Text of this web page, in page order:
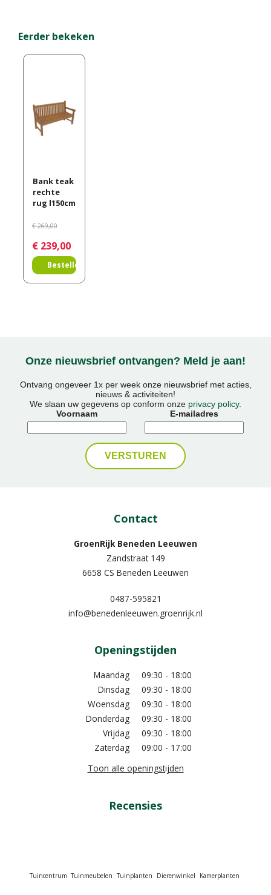
Eerder bekeken
Bank teak
rechte
rug l150cm
€ 269,00
€ 239,00
Bestellen
Onze nieuwsbrief ontvangen? Meld je aan!
Ontvang ongeveer 1x per week onze nieuwsbrief met acties,
nieuws & activiteiten!
We slaan uw gegevens op conform onze privacy policy.
Voornaam
E-mailadres
Contact
GroenRijk Beneden Leeuwen​
Zandstraat 149
6658 CS Beneden Leeuwen
0487-595821
info@benedenleeuwen.groenrijk.nl
Openingstijden
Maandag
09:30 - 18:00
Dinsdag
09:30 - 18:00
Woensdag
09:30 - 18:00
Donderdag
09:30 - 18:00
Vrijdag
09:30 - 18:00
Zaterdag
09:00 - 17:00
Toon alle openingstijden
Recensies
Tuincentrum Tuinmeubelen Tuinplanten Dierenwinkel Kamerplanten